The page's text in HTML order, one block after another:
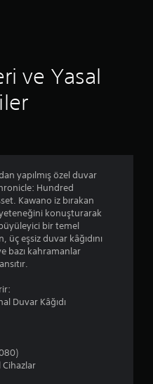
5
l
ı
z
ve Yasal
yapılmış özel duvar
Hundred
Kawano iz bırakan
yeteneğini konuşturarak
bir temel
eşsiz duvar kâğıdını
bazı kahramanlar
Duvar Kâğıdı